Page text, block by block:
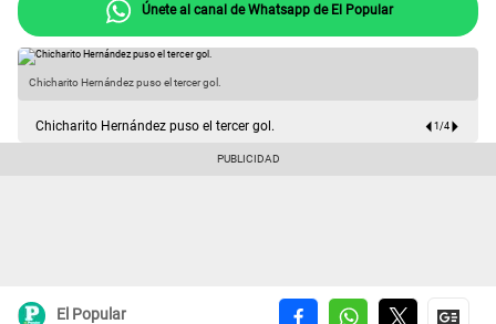
Únete al canal de Whatsapp de El Popular
Chicharito Hernández puso el tercer gol.
Chicharito Hernández puso el tercer gol. 1/4
El Popular